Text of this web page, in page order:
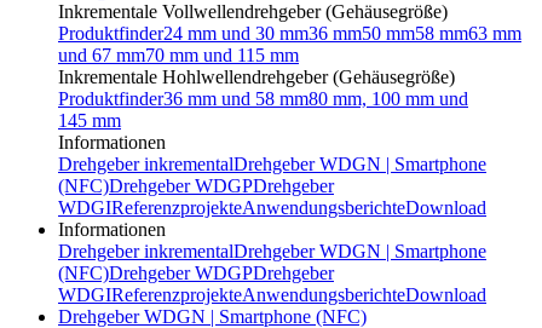
Inkrementale Vollwellendrehgeber (Gehäusegröße)
Produktfinder24 mm und 30 mm36 mm50 mm58 mm63 mm
und 67 mm70 mm und 115 mm
Inkrementale Hohlwellendrehgeber (Gehäusegröße)
Produktfinder36 mm und 58 mm80 mm, 100 mm und
145 mm
Informationen
Drehgeber inkrementalDrehgeber WDGN | Smartphone
(NFC)Drehgeber WDGPDrehgeber
WDGIReferenzprojekteAnwendungsberichteDownload
Informationen
Drehgeber inkrementalDrehgeber WDGN | Smartphone
(NFC)Drehgeber WDGPDrehgeber
WDGIReferenzprojekteAnwendungsberichteDownload
Drehgeber WDGN | Smartphone (NFC)